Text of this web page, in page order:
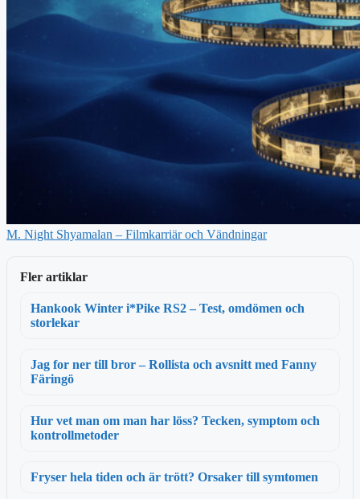
M. Night Shyamalan – Filmkarriär och Vändningar
Fler artiklar
Hankook Winter i*Pike RS2 – Test, omdömen och
storlekar
Jag for ner till bror – Rollista och avsnitt med Fanny
Färingö
Hur vet man om man har löss? Tecken, symptom och
kontrollmetoder
Fryser hela tiden och är trött? Orsaker till symtomen